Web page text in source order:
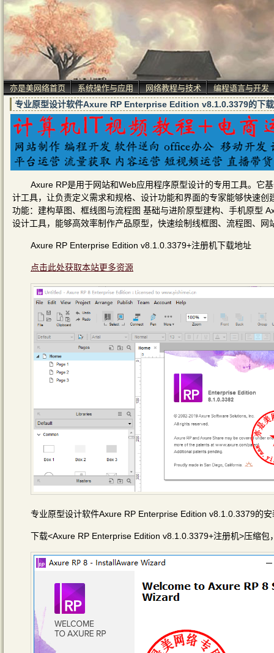
亦是美网络首页 系统操作与应用 网络教程与技术 编程语言与开发
专业原型设计软件Axure RP Enterprise Edition v8.1.0.3379的下
Axure RP是用于网站和Web应用程序原型设计的专用工具。它
计工具，让负责定义需求和规格、设计功能和界面的专家能够快速
功能：建构草图、框线图与流程图 基础与进阶原型建构、手机原型
设计工具，能够高效率制作产品原型，快速绘制线框图、流程图、网
Axure RP Enterprise Edition v8.1.0.3379+注册机下载地址
点击此处获取本站更多资源
专业原型设计软件Axure RP Enterprise Edition v8.1.0.3379的
下载<Axure RP Enterprise Edition v8.1.0.3379+注册机>压缩